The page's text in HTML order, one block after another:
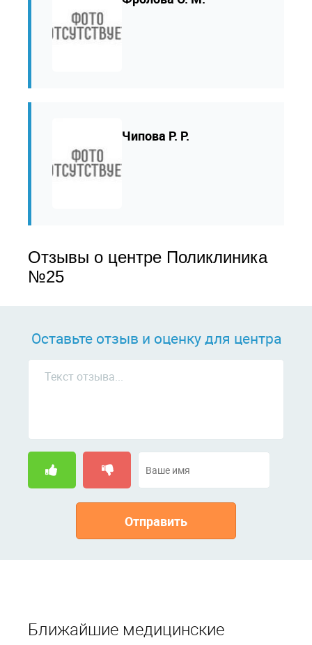
Чипова Р. Р.
Отзывы о центре Поликлиника
№25
Оставьте отзыв и оценку для центра
Отправить
Ближайшие медицинские